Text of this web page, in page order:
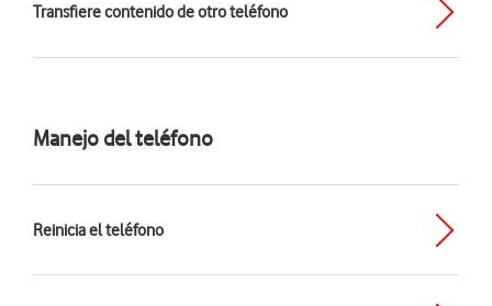
Transfiere contenido de otro teléfono
Manejo del teléfono
Reinicia el teléfono